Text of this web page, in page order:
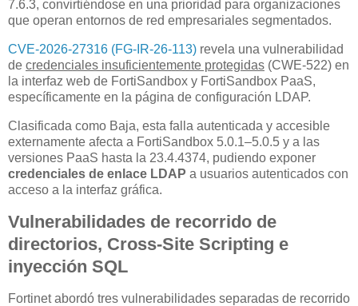
7.6.3, convirtiéndose en una prioridad para organizaciones
que operan entornos de red empresariales segmentados.
CVE-2026-27316 (FG-IR-26-113) revela una vulnerabilidad
de credenciales insuficientemente protegidas (CWE-522) en
la interfaz web de FortiSandbox y FortiSandbox PaaS,
específicamente en la página de configuración LDAP.
Clasificada como Baja, esta falla autenticada y accesible
externamente afecta a FortiSandbox 5.0.1–5.0.5 y a las
versiones PaaS hasta la 23.4.4374, pudiendo exponer
credenciales de enlace LDAP a usuarios autenticados con
acceso a la interfaz gráfica.
Vulnerabilidades de recorrido de
directorios, Cross-Site Scripting e
inyección SQL
Fortinet abordó tres vulnerabilidades separadas de recorrido